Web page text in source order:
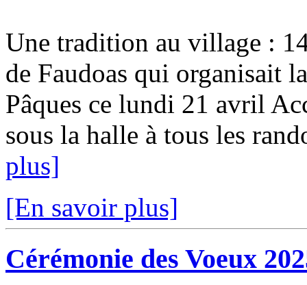
Une tradition au village :
de Faudoas qui organisait
Pâques ce lundi 21 avril
sous la halle à tous les
plus]
[En savoir plus]
Cérémonie des Voeux